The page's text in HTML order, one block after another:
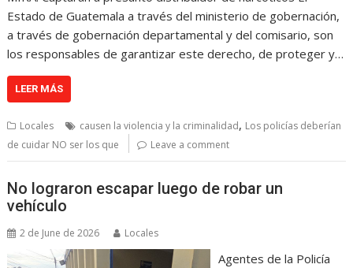
Estado de Guatemala a través del ministerio de gobernación,
a través de gobernación departamental y del comisario, son
los responsables de garantizar este derecho, de proteger y…
LEER MÁS
Locales causen la violencia y la criminalidad, Los policías deberían
de cuidar NO ser los que
Leave a comment
No lograron escapar luego de robar un
vehículo
2 de June de 2026 Locales
Agentes de la Policía